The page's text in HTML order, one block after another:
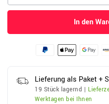
In den
Lieferung als Paket +
19 Stück lagernd |
Werktagen bei Ihnen